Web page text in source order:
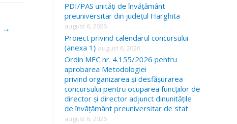
→
c
h
f
o
r
:
PDI/PAS unități de învățământ
preuniversitar din județul Harghita
august 6, 2026
Proiect privind calendarul concursului
(anexa 1) august 6, 2026
Ordin MEC nr. 4.155/2026 pentru
aprobarea Metodologiei
privind organizarea și desfășurarea
concursului pentru ocuparea funcțiilor de
director și director adjunct dinunitățile
de învățământ preuniversitar de stat
august 6, 2026